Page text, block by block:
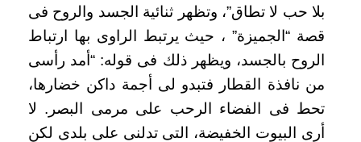
بلا حب لا تطاق”، وتظهر ثنائية الجسد والروح فى
قصة “الجميزة” ، حيث يرتبط الراوى بها ارتباط
الروح بالجسد، ويظهر ذلك فى قوله: “أمد رأسى
من نافذة القطار فتبدو لى أجمة داكن خضارها،
تحط فى الفضاء الرحب على مرمى البصر. لا
أرى البيوت الخفيضة، التى تدلنى على بلدى لكن